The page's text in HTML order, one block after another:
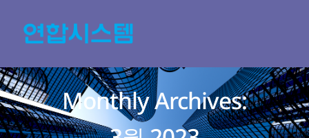
content
Monthly Archives: